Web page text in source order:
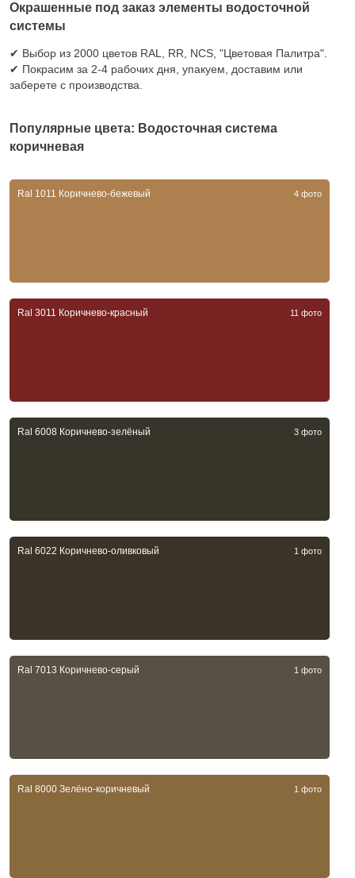
Окрашенные под заказ элементы водосточной
системы
✔ Выбор из 2000 цветов RAL, RR, NCS, "Цветовая Палитра".
✔ Покрасим за 2-4 рабочих дня, упакуем, доставим или
заберете с производства.
Популярные цвета: Водосточная система
коричневая
Ral 1011 Коричнево-бежевый 4 фото
Ral 3011 Коричнево-красный 11 фото
Ral 6008 Коричнево-зелёный 3 фото
Ral 6022 Коричнево-оливковый 1 фото
Ral 7013 Коричнево-серый 1 фото
Ral 8000 Зелёно-коричневый 1 фото